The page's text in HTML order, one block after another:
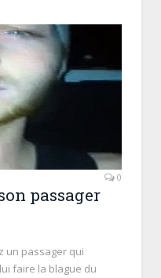
0
passager
un passager qui
faire la blague du